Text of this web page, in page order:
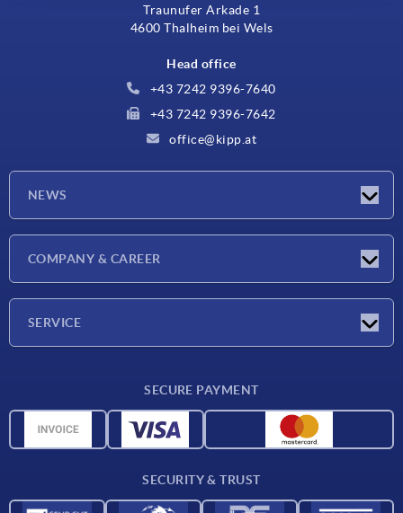
Traunufer Arkade 1
4600 Thalheim bei Wels
Head office
+43 7242 9396-7640
+43 7242 9396-7642
office@kipp.at
NEWS
COMPANY & CAREER
SERVICE
CAD data
For suppliers
SECURE PAYMENT
SECURITY & TRUST